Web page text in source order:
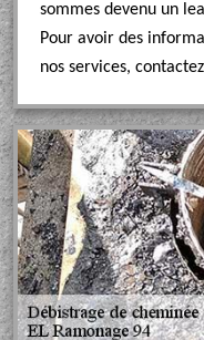
sommes devenu un
Pour avoir des
nos services,